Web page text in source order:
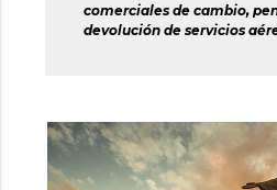
comerciales de cambio,
devolución de servicios